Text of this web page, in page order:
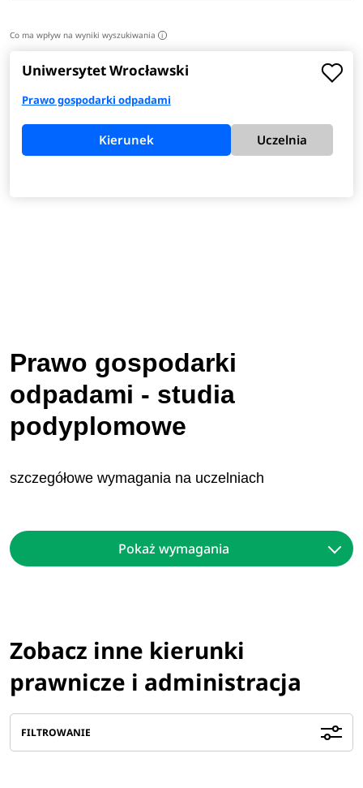
Co ma wpływ na wyniki wyszukiwania i
Uniwersytet Wrocławski
Prawo gospodarki odpadami
Kierunek Uczelnia
Prawo gospodarki
odpadami - studia
podyplomowe
szczegółowe wymagania na uczelniach
Pokaż wymagania
Zobacz inne kierunki
prawnicze i administracja
FILTROWANIE